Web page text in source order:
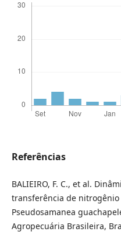
Referências
BALIEIRO, F. C., et al.
transferência de
Pseudosamanea
Agropecuária Brasileira,